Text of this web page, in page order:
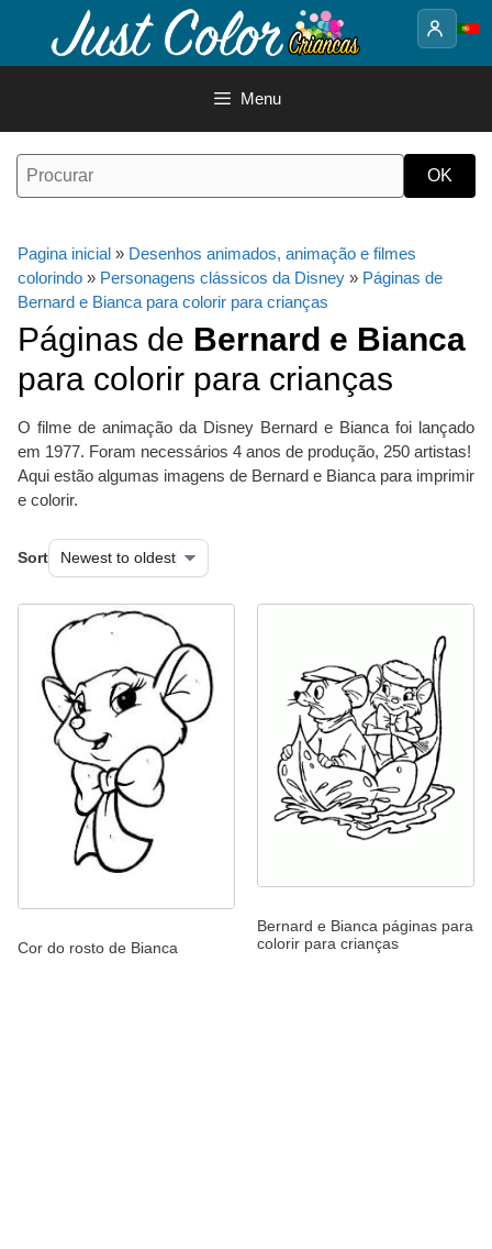
o
Menu
Pagina inicial » Desenhos animados, animação e filmes
colorindo » Personagens clássicos da Disney » Páginas de
Bernard e Bianca para colorir para crianças
Páginas de Bernard e Bianca
para colorir para crianças
O filme de animação da Disney Bernard e Bianca foi lançado
em 1977. Foram necessários 4 anos de produção, 250 artistas!
Aqui estão algumas imagens de Bernard e Bianca para imprimir
e colorir.
Sort
Cor do rosto de Bianca
Bernard e Bianca páginas para
colorir para crianças